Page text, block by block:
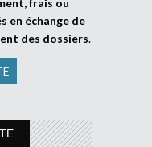
en échange de
des dossiers.